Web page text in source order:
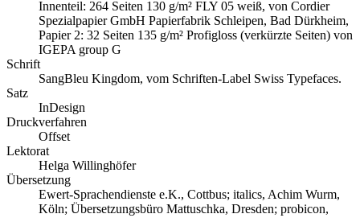
Innenteil: 264 Seiten 130 g/m² FLY 05 weiß, von Cordier
Spezialpapier GmbH Papierfabrik Schleipen, Bad Dürkheim,
Papier 2: 32 Seiten 135 g/m² Profigloss (verkürzte Seiten) von
IGEPA group G
Schrift
SangBleu Kingdom, vom Schriften-Label Swiss Typefaces.
Satz
InDesign
Druckverfahren
Offset
Lektorat
Helga Willinghöfer
Übersetzung
Ewert-Sprachendienste e.K., Cottbus; italics, Achim Wurm,
Köln; Übersetzungsbüro Mattuschka, Dresden; probicon,